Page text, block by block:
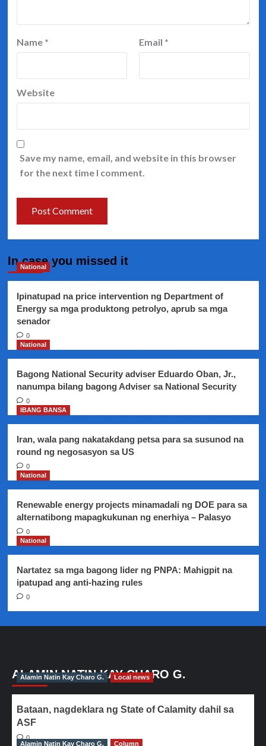
Name * Email *
Website
Save my name, email, and website in this browser
for the next time I comment.
In case you missed it
National
Ipinatupad na price intervention ng Department of
Energy sa mga produktong petrolyo, aprub sa mga
senador
0
National
Bagong National Security adviser Eduardo Oban, Jr.,
nanumpa bilang bagong Adviser sa National Security
0
IBANG BANSA
Iran, wala pang nakatakdang petsa para sa susunod na
round ng negosasyon sa US
0
National
Renewable energy projects minamadali ng DOE para sa
alternatibong mapagkukunan ng enerhiya – Palasyo
0
National
Nartatez sa mga bagong lider ng PNPA: Mahigpit na
ipatupad ang anti-hazing rules
0
ALAMIN NATIN KAY CHARO G.
Alamin Natin Kay Charo G. Local news
Bataan, nagdeklara ng State of Calamity dahil sa
ASF
0
Alamin Natin Kay Charo G.
Column